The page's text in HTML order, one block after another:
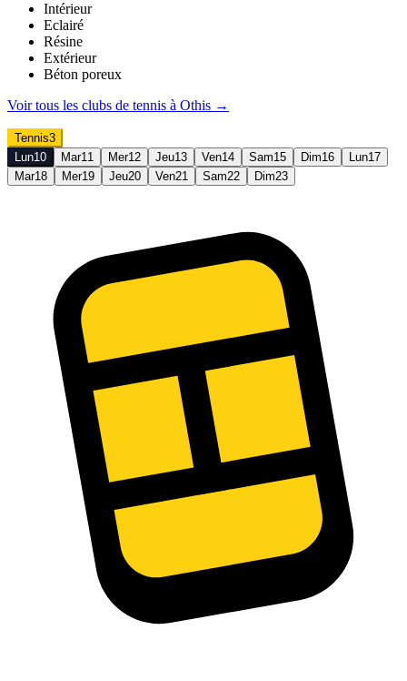
Intérieur
Eclairé
Résine
Extérieur
Béton poreux
Voir tous les clubs de tennis à Othis →
Tennis3
Lun10 Mar11 Mer12 Jeu13 Ven14 Sam15 Dim16 Lun17
Mar18 Mer19 Jeu20 Ven21 Sam22 Dim23